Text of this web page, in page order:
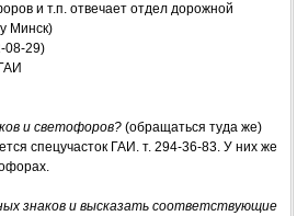
и т.п. отвечает отдел дорожной
Минск)
08-29)
и светофоров?(обращаться туда же)
спецучасток ГАИ. т. 294-36-83. У них же
знаков и высказать соответствующие